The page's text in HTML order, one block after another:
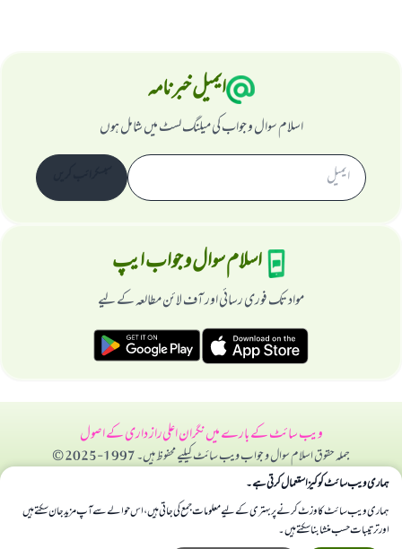
ایمیل خبرنامہ
اسلام سوال و جواب کی میلنگ لسٹ میں شامل ہوں
اسلام سوال و جواب ایپ
مواد تک فوری رسائی اور آف لائن مطالعہ کے لیے
ویب سائٹ کے بارے میںنگران اعلیراز داری کے اصول
جملہ حقوق اسلام سوال و جواب ویب سائٹ کیلیے محفوظ ہیں۔ 1997-2025 ©
ہماری ویب سائٹ کوکیز استعمال کرتی ہے۔
ہماری ویب سائٹ کا وزٹ کرنے پر بہتری کے لیے معلومات جمع کی جاتی ہیں، اس حوالے سے آپ مزید جان سکتے ہیں
اور ترتیبات حسب منشا بنا سکتے ہیں۔